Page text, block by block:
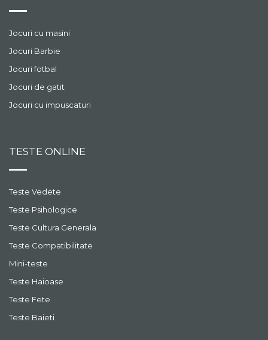
Jocuri cu masini
Jocuri Barbie
Jocuri fotbal
Jocuri de gatit
Jocuri cu impuscaturi
TESTE ONLINE
Teste Vedete
Teste Psihologice
Teste Cultura Generala
Teste Compatibilitate
Mini-teste
Teste Haioase
Teste Fete
Teste Baieti